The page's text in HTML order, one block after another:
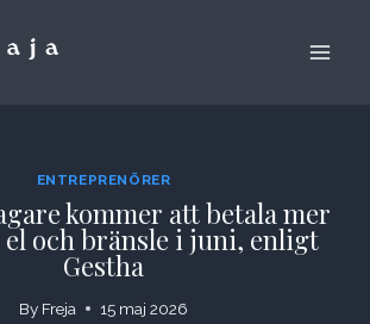
ENTREPRENÖRER
kommer att betala mer
och bränsle i juni, enligt
Gestha
By Freja 15 maj 2026